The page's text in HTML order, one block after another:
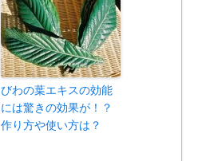
びわの葉エキスの効能
には驚きの効果が！？
作り方や使い方は？